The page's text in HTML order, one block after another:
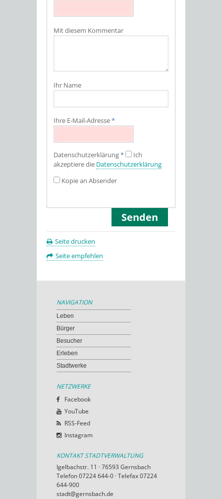
Mit diesem Kommentar
Ihr Name
Ihre E-Mail-Adresse*
Datenschutz­erklärung*
Ich
akzeptiere die Datenschutz­erklärung
Kopie an Absender
Seite drucken
Seite empfehlen
NAVIGATION
Leben
Bürger
Besucher
Erleben
Stadtwerke
NETZWERKE
Facebook
YouTube
RSS-Feed
Instagram
KONTAKT STADTVERWALTUNG
Igelbachstr. 11 · 76593 Gernsbach
Telefon 07224 644-0 · Telefax 07224
644-900
stadt@gernsbach.de